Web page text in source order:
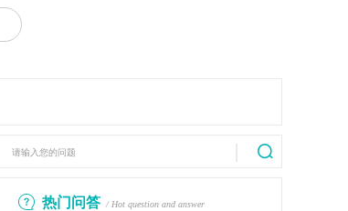
热门问答 / Hot question and answer